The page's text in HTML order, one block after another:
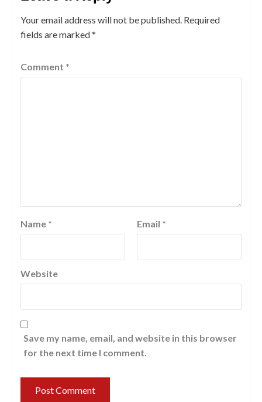
Your email address will not be published. Required
fields are marked*
Comment *
Name * Email *
Website
Save my name, email, and website in this browser
for the next time I comment.